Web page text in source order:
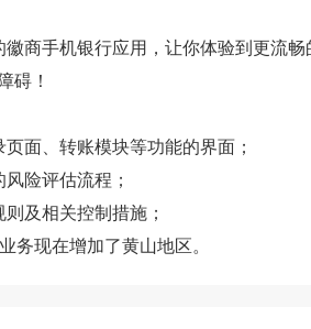
商手机银行应用，让你体验到更流畅
碍！
面、转账模块等功能的界面；
险评估流程；
及相关控制措施；
务现在增加了黄山地区。